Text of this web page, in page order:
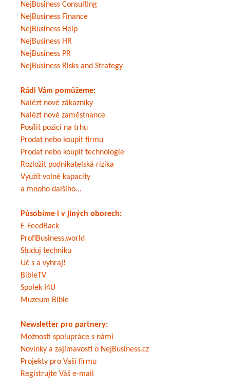
NejBusiness Consulting
NejBusiness Finance
NejBusiness Help
NejBusiness HR
NejBusiness PR
NejBusiness Risks and Strategy
Rádi Vám pomůžeme:
Nalézt nové zákazníky
Nalézt nové zaměstnance
Posílit pozici na trhu
Prodat nebo koupit firmu
Prodat nebo koupit technologie
Rozložit podnikatelská rizika
Využít volné kapacity
a mnoho dalšího...
Působíme i v jiných oborech:
E-FeedBack
ProfiBusiness.world
Studuj techniku
Uč s a vyhraj!
BibleTV
Spolek I4U
Muzeum Bible
Newsletter pro partnery:
Možnosti spolupráce s námi
Novinky a zajímavosti o NejBusiness.cz
Projekty pro Vaší firmu
Registrujte Váš e-mail